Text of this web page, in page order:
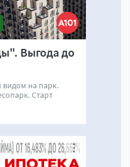
Выгода до
на парк.
Старт